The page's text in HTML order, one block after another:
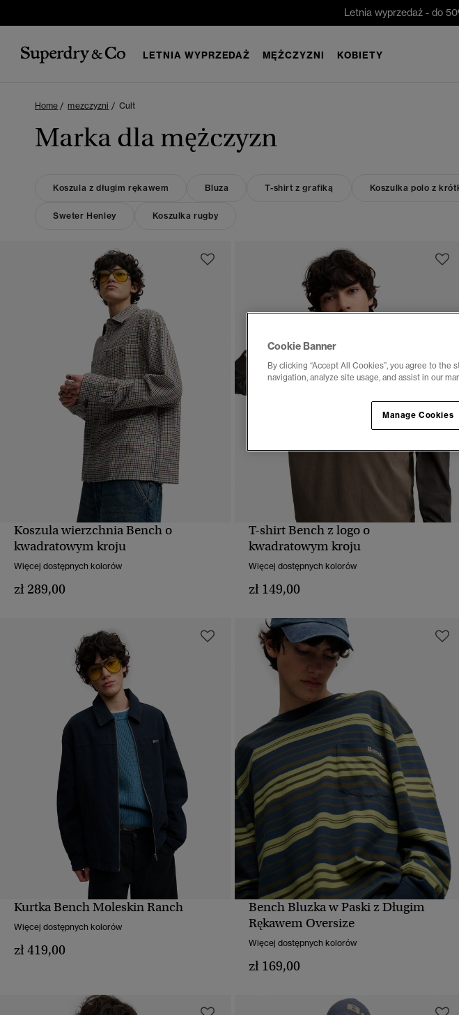
Letnia wyprzedaż - do
LETNIA WYPRZEDAŻ MĘŻCZYZNI KOBIETY
Home mezczyzni Cult
Marka dla mężczyzn
Koszula z długim rękawem Bluza T-shirt z grafiką Koszulka polo z
Sweter Henley Koszulka rugby
SZYBKI PODGLĄD
Koszula wierzchnia Bench o
kwadratowym kroju
Więcej dostępnych kolorów
zł 289,00
SZYBKI PODGLĄD
T-shirt Bench z logo o
kwadratowym kroju
Więcej dostępnych kolorów
zł 149,00
Kurtka Bench Moleskin Ranch
Więcej dostępnych kolorów
zł 419,00
SZYBKI PODGLĄD
Bench Bluzka w Paski z Długim
Rękawem Oversize
Więcej dostępnych kolorów
zł 169,00
Cookie Banner
By clicking “Accept All Cookies”, you agree to
navigation, analyze site usage, and assist in our
Manage Cookies